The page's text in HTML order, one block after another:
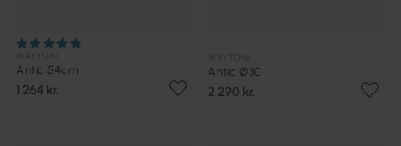
Antic 54cm
1 264 kr.
Antic Ø30
2 290 kr.